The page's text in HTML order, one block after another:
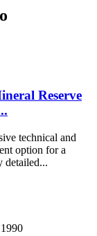
Reserve
technical and
option for a
detailed...